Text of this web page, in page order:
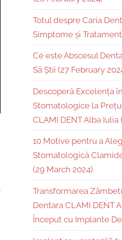
Totul despre Caria
Simptome și
Ce este Abscesul
Să Știi (27 February
Descoperă Excelența
Stomatologice la
CLAMI DENT Alba Iulia
10 Motive pentru a
Stomatologică
(29 March 2024)
Transformarea
Dentara CLAMI DENT
Început cu Implante